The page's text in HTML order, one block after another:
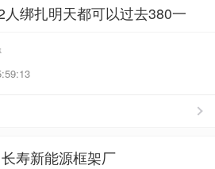
绑扎明天都可以过去380一
寿新能源框架厂